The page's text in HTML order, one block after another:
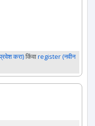
करा)किंवाregister (नवीन